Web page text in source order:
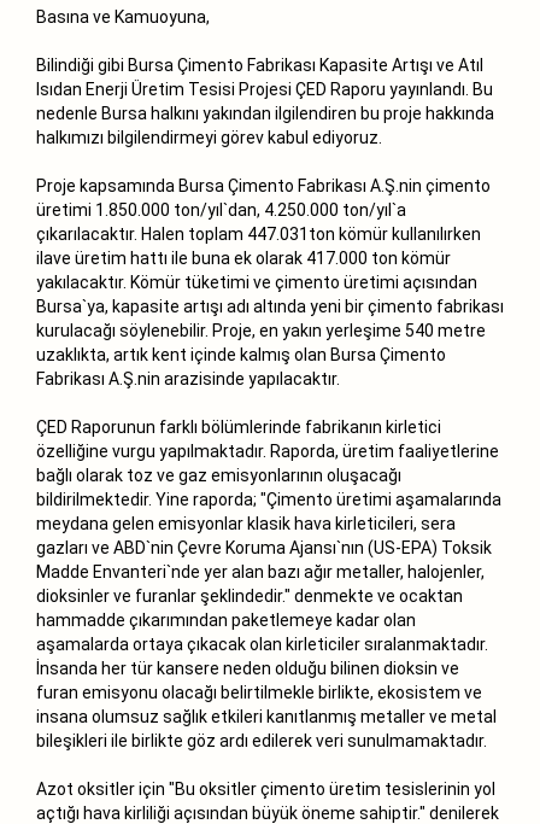
Basına ve Kamuoyuna,
Bilindiği gibi Bursa Çimento Fabrikası Kapasite Artışı ve Atıl
Isıdan Enerji Üretim Tesisi Projesi ÇED Raporu yayınlandı. Bu
nedenle Bursa halkını yakından ilgilendiren bu proje hakkında
halkımızı bilgilendirmeyi görev kabul ediyoruz.
Proje kapsamında Bursa Çimento Fabrikası A.Ş.nin çimento
üretimi 1.850.000 ton/yıl`dan, 4.250.000 ton/yıl`a
çıkarılacaktır. Halen toplam 447.031ton kömür kullanılırken
ilave üretim hattı ile buna ek olarak 417.000 ton kömür
yakılacaktır. Kömür tüketimi ve çimento üretimi açısından
Bursa`ya, kapasite artışı adı altında yeni bir çimento fabrikası
kurulacağı söylenebilir. Proje, en yakın yerleşime 540 metre
uzaklıkta, artık kent içinde kalmış olan Bursa Çimento
Fabrikası A.Ş.nin arazisinde yapılacaktır.
ÇED Raporunun farklı bölümlerinde fabrikanın kirletici
özelliğine vurgu yapılmaktadır. Raporda, üretim faaliyetlerine
bağlı olarak toz ve gaz emisyonlarının oluşacağı
bildirilmektedir. Yine raporda; "Çimento üretimi aşamalarında
meydana gelen emisyonlar klasik hava kirleticileri, sera
gazları ve ABD`nin Çevre Koruma Ajansı`nın (US-EPA) Toksik
Madde Envanteri`nde yer alan bazı ağır metaller, halojenler,
dioksinler ve furanlar şeklindedir." denmekte ve ocaktan
hammadde çıkarımından paketlemeye kadar olan
aşamalarda ortaya çıkacak olan kirleticiler sıralanmaktadır.
İnsanda her tür kansere neden olduğu bilinen dioksin ve
furan emisyonu olacağı belirtilmekle birlikte, ekosistem ve
insana olumsuz sağlık etkileri kanıtlanmış metaller ve metal
bileşikleri ile birlikte göz ardı edilerek veri sunulmamaktadır.
Azot oksitler için "Bu oksitler çimento üretim tesislerinin yol
açtığı hava kirliliği açısından büyük öneme sahiptir." denilerek